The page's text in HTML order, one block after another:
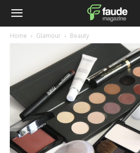
Home Glamour Beauty